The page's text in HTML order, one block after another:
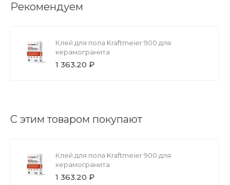
Рекомендуем
Клей для пола Kraftmeier 900 для
керамогранита
1 363.20 ₽
С этим товаром покупают
Клей для пола Kraftmeier 900 для
керамогранита
1 363.20 ₽